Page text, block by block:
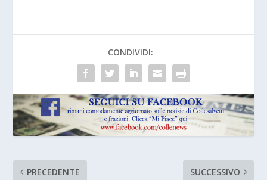
CONDIVIDI:
PRECEDENTE SUCCESSIVO